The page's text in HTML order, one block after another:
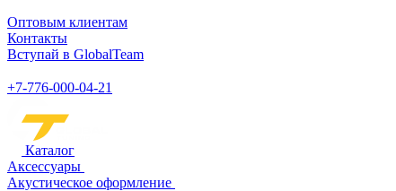
Оптовым клиентам
Контакты
Вступай в GlobalTeam
+7-776-000-04-21
Каталог
Аксессуары
Акустическое оформление